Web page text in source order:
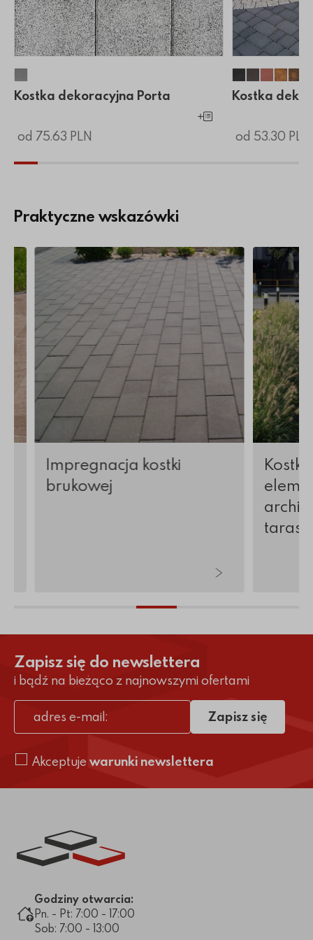
Kostka dekoracyjna Porta
Kostka dekoracyjna Porta
od 75.63 PLN
Dodaj do koszyka
Kostka
Kostka
Kostka
Kostka
od 53.30 PLN
Praktyczne wskazówki
producenta
Impregnacja kostki
brukowej
Więcej o Impregnacja kostki brukowej
tarasy
Więcej o
Zapisz się do newslettera
i bądź na bieżąco z najnowszymi ofertami
adres e-mail
Akceptuje warunki newslettera
Zapisz się
Link do strony głównej
Godziny otwarcia:
Pn. - Pt: 7:00 - 17:00
Sob: 7:00 - 13:00